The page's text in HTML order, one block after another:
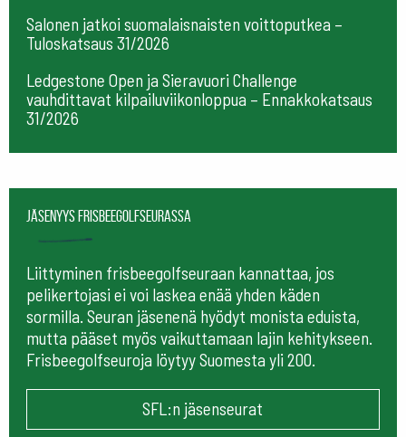
Salonen jatkoi suomalaisnaisten voittoputkea –
Tuloskatsaus 31/2026
Ledgestone Open ja Sieravuori Challenge
vauhdittavat kilpailuviikonloppua – Ennakkokatsaus
31/2026
Jäsenyys frisbeegolfseurassa
Liittyminen frisbeegolfseuraan kannattaa, jos
pelikertojasi ei voi laskea enää yhden käden
sormilla. Seuran jäsenenä hyödyt monista eduista,
mutta pääset myös vaikuttamaan lajin kehitykseen.
Frisbeegolfseuroja löytyy Suomesta yli 200.
SFL:n jäsenseurat